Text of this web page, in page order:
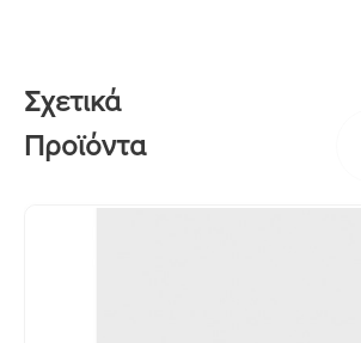
Σχετικά
Προϊόντα